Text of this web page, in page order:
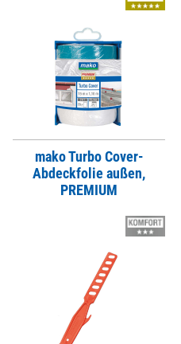
mako Turbo Cover-
Abdeckfolie außen,
PREMIUM